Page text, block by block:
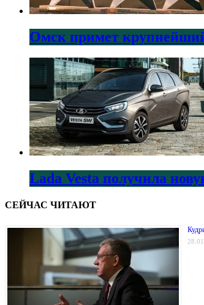
Омск примет
Lada Vesta получила
СЕЙЧАС ЧИТАЮТ